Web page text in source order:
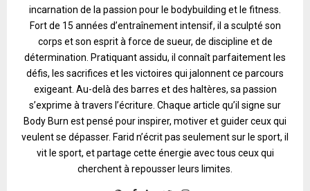
incarnation de la passion pour le bodybuilding et le fitness.
Fort de 15 années d’entraînement intensif, il a sculpté son
corps et son esprit à force de sueur, de discipline et de
détermination. Pratiquant assidu, il connaît parfaitement les
défis, les sacrifices et les victoires qui jalonnent ce parcours
exigeant. Au-delà des barres et des haltères, sa passion
s’exprime à travers l’écriture. Chaque article qu’il signe sur
Body Burn est pensé pour inspirer, motiver et guider ceux qui
veulent se dépasser. Farid n’écrit pas seulement sur le sport, il
vit le sport, et partage cette énergie avec tous ceux qui
cherchent à repousser leurs limites.